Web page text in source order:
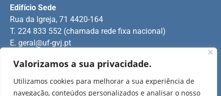
Valorizamos a sua privacidade.
Utilizamos cookies para melhorar a sua experiência de
navegação, conteúdos personalizados e analisar o nosso
Rua Manuel Pinto Martins
Edifício Sede
Rua da Igreja, 71 4420-164
T. 224 833 552 (chamada rede fixa nacional)
E. geral@uf-gvj.pt